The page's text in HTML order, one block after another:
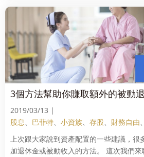
3個方法幫助你賺取額外的被動
2019/03/13 |
股息、 巴菲特、 小資族、 存股、 財務自由、
上次跟大家說到資產配置的一些建議，很
加退休金或被動收入的方法。 這次我們